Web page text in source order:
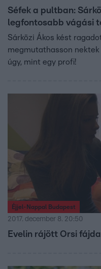
Séfek a pultban:
legfontosabb vágási
Sárközi Ákos kést
megmutathasson
úgy, mint egy profi!
Éjjel-Nappal Budapest
2017. december 8. 20:50
Evelin rájött Orsi